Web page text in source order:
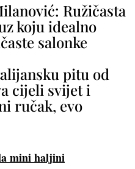
Ružičasta
koju idealno
salonke
pitu od
cijeli svijet i
ručak, evo
mini haljini